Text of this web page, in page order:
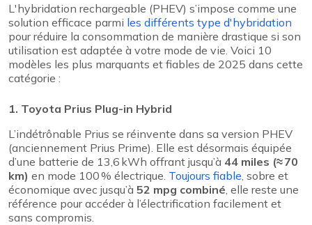
L'hybridation rechargeable (PHEV) s’impose comme une
solution efficace parmi les différents type d'hybridation
pour réduire la consommation de manière drastique si son
utilisation est adaptée à votre mode de vie. Voici 10
modèles les plus marquants et fiables de 2025 dans cette
catégorie :
1. Toyota Prius Plug-in Hybrid
L’indétrônable Prius se réinvente dans sa version PHEV
(anciennement Prius Prime). Elle est désormais équipée
d’une batterie de 13,6 kWh offrant jusqu’à 44 miles (≈ 70
km) en mode 100 % électrique. Toujours fiable , sobre et
économique avec jusqu’à 52 mpg combiné , elle reste une
référence pour accéder à l’électrification facilement et
sans compromis.